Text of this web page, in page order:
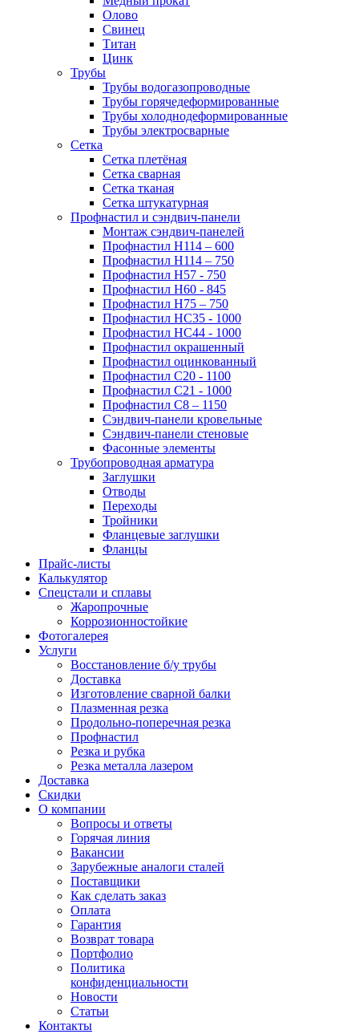
Олово
Свинец
Титан
Цинк
Трубы
Трубы водогазопроводные
Трубы горячедеформированные
Трубы холоднодеформированные
Трубы электросварные
Сетка
Сетка плетёная
Сетка сварная
Сетка тканая
Сетка штукатурная
Профнастил и сэндвич-панели
Монтаж сэндвич-панелей
Профнастил Н114 – 600
Профнастил Н114 – 750
Профнастил Н57 - 750
Профнастил Н60 - 845
Профнастил Н75 – 750
Профнастил НС35 - 1000
Профнастил НС44 - 1000
Профнастил окрашенный
Профнастил оцинкованный
Профнастил С20 - 1100
Профнастил С21 - 1000
Профнастил С8 – 1150
Сэндвич-панели кровельные
Сэндвич-панели стеновые
Фасонные элементы
Трубопроводная арматура
Заглушки
Отводы
Переходы
Тройники
Фланцевые заглушки
Фланцы
Прайс-листы
Калькулятор
Спецстали и сплавы
Жаропрочные
Коррозионностойкие
Фотогалерея
Услуги
Восстановление б/у трубы
Доставка
Изготовление сварной балки
Плазменная резка
Продольно-поперечная резка
Профнастил
Резка и рубка
Резка металла лазером
Доставка
Скидки
О компании
Вопросы и ответы
Горячая линия
Вакансии
Зарубежные аналоги сталей
Поставщики
Как сделать заказ
Оплата
Гарантия
Возврат товара
Портфолио
Политика
конфиденциальности
Новости
Статьи
Контакты